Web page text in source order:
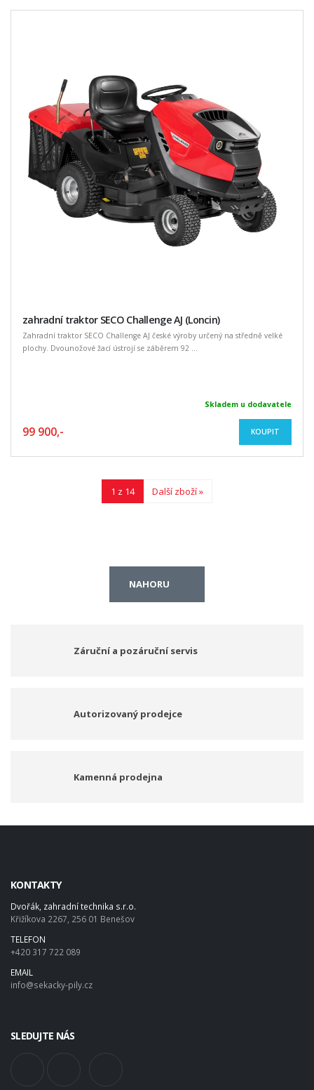
zahradní traktor SECO Challenge AJ (Loncin)
Zahradní traktor SECO Challenge AJ české výroby určený na středně velké
plochy. Dvounožové žací ústrojí se záběrem 92 ...
Skladem u dodavatele
99 900,- KOUPIT
1 z 14 Další zboží »
NAHORU
Záruční a pozáruční servis
Autorizovaný prodejce
Kamenná prodejna
KONTAKTY
Dvořák, zahradní technika s.r.o.
Křižíkova 2267, 256 01 Benešov
TELEFON
+420 317 722 089
EMAIL
info@sekacky-pily.cz
SLEDUJTE NÁS